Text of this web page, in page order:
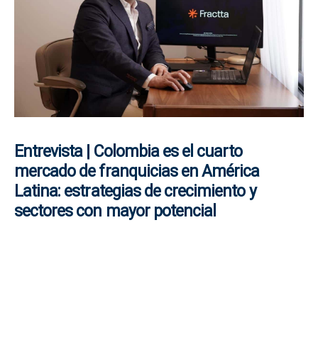
Entrevista | Colombia es el cuarto
mercado de franquicias en América
Latina: estrategias de crecimiento y
sectores con mayor potencial